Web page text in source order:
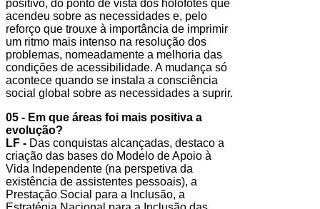
positivo, do ponto de vista dos holofotes que
acendeu sobre as necessidades e, pelo
reforço que trouxe à importância de imprimir
um ritmo mais intenso na resolução dos
problemas, nomeadamente a melhoria das
condições de acessibilidade. A mudança só
acontece quando se instala a consciência
social global sobre as necessidades a suprir.
05 - Em que áreas foi mais positiva a
evolução?
LF - Das conquistas alcançadas, destaco a
criação das bases do Modelo de Apoio à
Vida Independente (na perspetiva da
existência de assistentes pessoais), a
Prestação Social para a Inclusão, a